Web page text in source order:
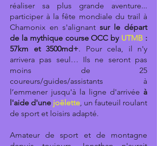
réaliser sa plus grande aventure...
participer à la fête mondiale du trail à
Chamonix en s'alignant sur le départ
de la mythique course OCC by UTMB :
57km et 3500md+. Pour cela, il n'y
arrivera pas seul… Ils ne seront pas
moins de 25
coureurs/guides/assistants à
l’emmener jusqu'à la ligne d'arrivée à
l'aide d'une joëlette, un fauteuil roulant
de sport et loisirs adapté.
Amateur de sport et de montagne